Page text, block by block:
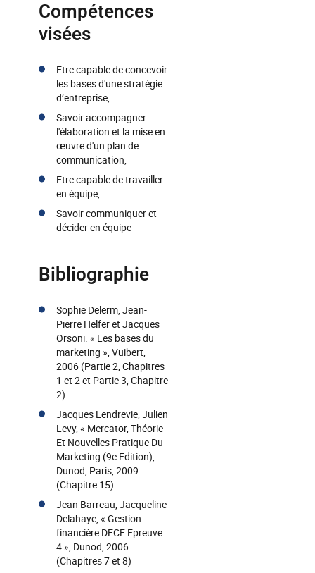
Compétences
visées
Etre capable de concevoir
les bases d'une stratégie
d’entreprise,
Savoir accompagner
l'élaboration et la mise en
œuvre d'un plan de
communication,
Etre capable de travailler
en équipe,
Savoir communiquer et
décider en équipe
Bibliographie
Sophie Delerm, Jean-
Pierre Helfer et Jacques
Orsoni. « Les bases du
marketing », Vuibert,
2006 (Partie 2, Chapitres
1 et 2 et Partie 3, Chapitre
2).
Jacques Lendrevie, Julien
Levy, « Mercator, Théorie
Et Nouvelles Pratique Du
Marketing (9e Edition),
Dunod, Paris, 2009
(Chapitre 15)
Jean Barreau, Jacqueline
Delahaye, « Gestion
financière DECF Epreuve
4 », Dunod, 2006
(Chapitres 7 et 8)